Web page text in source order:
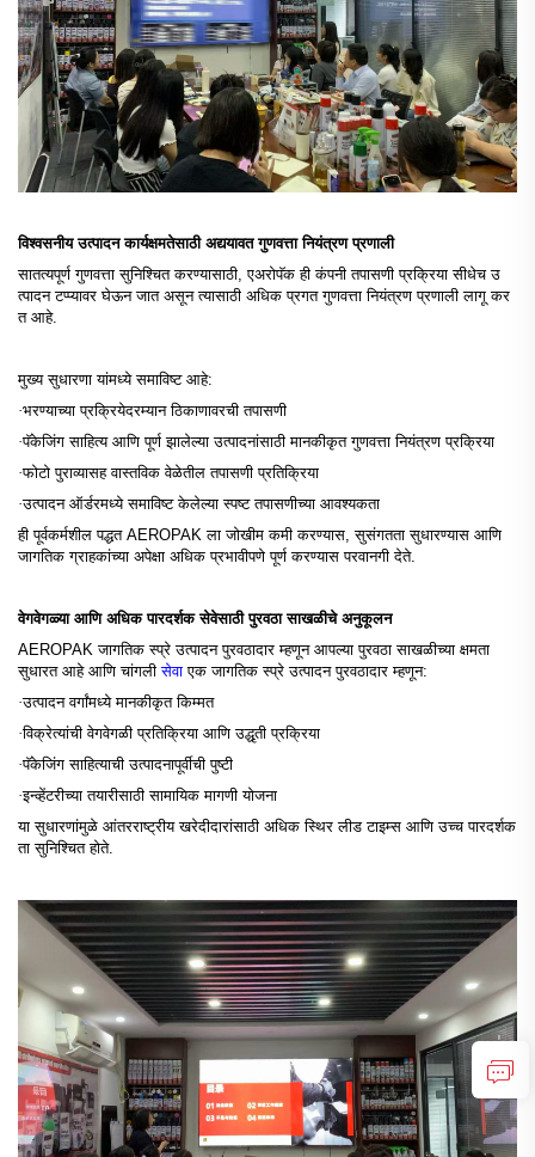
विश्वसनीय उत्पादन कार्यक्षमतेसाठी अद्ययावत गुणवत्ता नियंत्रण प्रणाली
सातत्यपूर्ण गुणवत्ता सुनिश्चित करण्यासाठी, एअरोपॅक ही कंपनी तपासणी प्रक्रिया सीधेच उ
त्पादन टप्प्यावर घेऊन जात असून त्यासाठी अधिक प्रगत गुणवत्ता नियंत्रण प्रणाली लागू कर
त आहे.
मुख्य सुधारणा यांमध्ये समाविष्ट आहे:
·भरण्याच्या प्रक्रियेदरम्यान ठिकाणावरची तपासणी
·पॅकेजिंग साहित्य आणि पूर्ण झालेल्या उत्पादनांसाठी मानकीकृत गुणवत्ता नियंत्रण प्रक्रिया
·फोटो पुराव्यासह वास्तविक वेळेतील तपासणी प्रतिक्रिया
·उत्पादन ऑर्डरमध्ये समाविष्ट केलेल्या स्पष्ट तपासणीच्या आवश्यकता
ही पूर्वकर्मशील पद्धत AEROPAK ला जोखीम कमी करण्यास, सुसंगतता सुधारण्यास आणि
जागतिक ग्राहकांच्या अपेक्षा अधिक प्रभावीपणे पूर्ण करण्यास परवानगी देते.
वेगवेगळ्या आणि अधिक पारदर्शक सेवेसाठी पुरवठा साखळीचे अनुकूलन
AEROPAK जागतिक स्प्रे उत्पादन पुरवठादार म्हणून आपल्या पुरवठा साखळीच्या क्षमता
सुधारत आहे आणि चांगलीसेवाएक जागतिक स्प्रे उत्पादन पुरवठादार म्हणून:
·उत्पादन वर्गांमध्ये मानकीकृत किम्मत
·विक्रेत्यांची वेगवेगळी प्रतिक्रिया आणि उद्धृती प्रक्रिया
·पॅकेजिंग साहित्याची उत्पादनापूर्वीची पुष्टी
·इन्व्हेंटरीच्या तयारीसाठी सामायिक मागणी योजना
या सुधारणांमुळे आंतरराष्ट्रीय खरेदीदारांसाठी अधिक स्थिर लीड टाइम्स आणि उच्च पारदर्शक
ता सुनिश्चित होते.